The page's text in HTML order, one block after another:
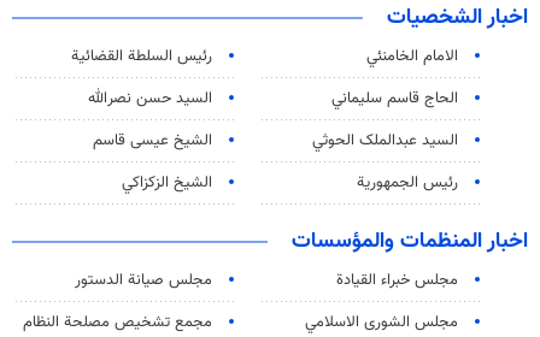
اخبار الشخصيات
الامام الخامنئي
رئیس السلطة القضائیة
الحاج قاسم سليماني
السيد حسن نصرالله
السید عبدالملک الحوثي
الشيخ عيسى قاسم
رئيس الجمهورية
الشيخ الزكزاكي
اخبار المنظمات والمؤسسات
مجلس خبراء القيادة
مجلس صيانة الدستور
مجلس الشورى الاسلامي
مجمع تشخيص مصلحة النظام